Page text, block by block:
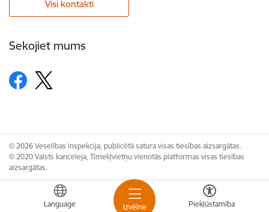
Izvēlne
Language Piekļūstamība
Visi kontakti
Sekojiet mums
© 2026 Veselības inspekcija, publicētā satura visas tiesības aizsargātas.
© 2020 Valsts kanceleja, Tīmekļvietņu vienotās platformas visas tiesības
aizsargātas.